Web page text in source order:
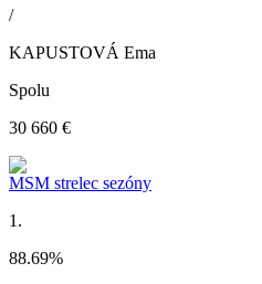
/
KAPUSTOVÁ Ema
Spolu
30 660 €
MSM strelec sezóny
1.
88.69%